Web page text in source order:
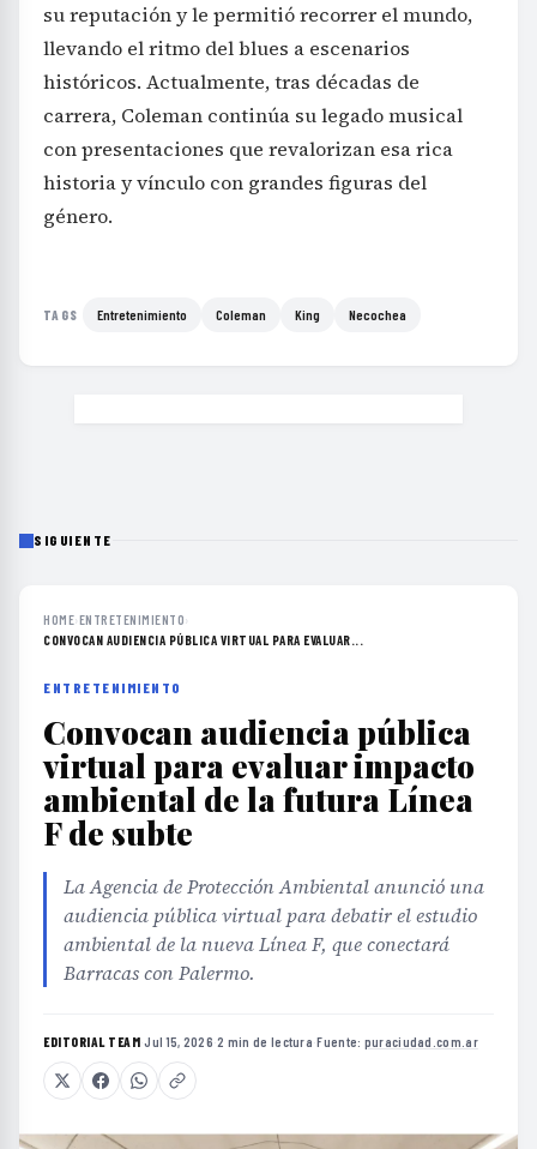
su reputación y le permitió recorrer el mundo,
llevando el ritmo del blues a escenarios
históricos. Actualmente, tras décadas de
carrera, Coleman continúa su legado musical
con presentaciones que revalorizan esa rica
historia y vínculo con grandes figuras del
género.
TAGS Entretenimiento Coleman King Necochea
SIGUIENTE
HOME›ENTRETENIMIENTO›
CONVOCAN AUDIENCIA PÚBLICA VIRTUAL PARA EVALUAR...
ENTRETENIMIENTO
Convocan audiencia pública
virtual para evaluar impacto
ambiental de la futura Línea
F de subte
La Agencia de Protección Ambiental anunció una
audiencia pública virtual para debatir el estudio
ambiental de la nueva Línea F, que conectará
Barracas con Palermo.
EDITORIAL TEAM·Jul 15, 2026·2 min de lectura·Fuente: puraciudad.com.ar